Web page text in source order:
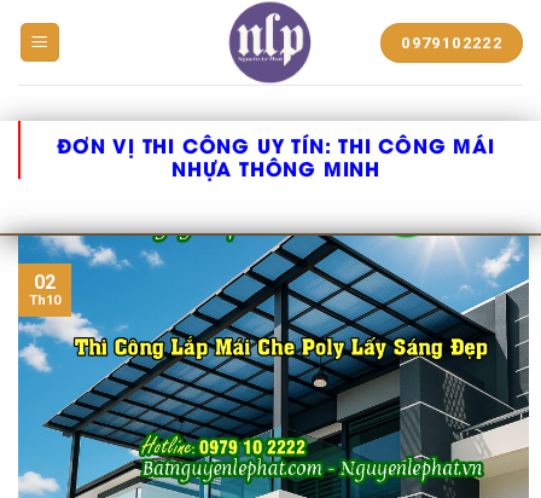
NHỰA
0979102222
ĐƠN VỊ THI CÔNG UY TÍN:THI CÔNG MÁI
NHỰA THÔNG MINH
02
Th10